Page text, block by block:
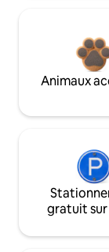
Animaux
gratuit